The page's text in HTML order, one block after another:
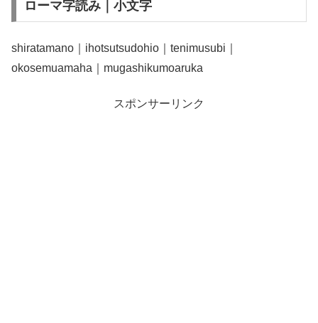
ローマ字読み｜小文字
shiratamano｜ihotsutsudohio｜tenimusubi｜
okosemuamaha｜mugashikumoaruka
スポンサーリンク